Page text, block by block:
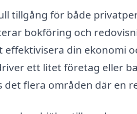
tillgång för både
bokföring och
din ekonomi
ett litet företag eller
flera områden där en